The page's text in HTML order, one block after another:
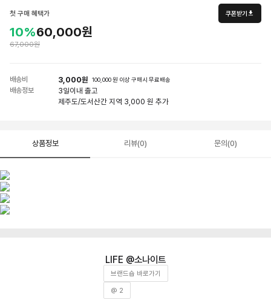
첫 구매 혜택가 쿠폰받기
10%60,000원
67,000원
배송비 3,000원 100,000 원 이상 구매시 무료배송
배송정보 3일이내 출고
제주도/도서산간 지역 3,000 원 추가
상품정보 리뷰(0) 문의(0)
소나이트
브랜드숍 바로가기
@ 2